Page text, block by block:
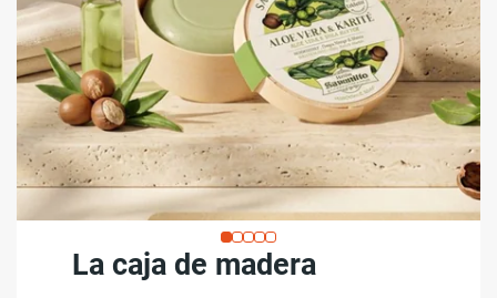
La caja de madera